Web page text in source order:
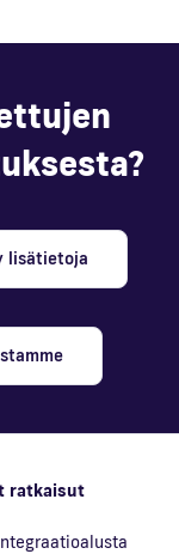
lisätietoja
ratkaisut